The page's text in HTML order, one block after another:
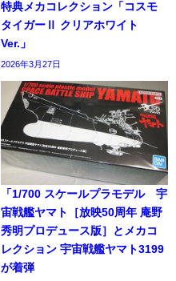
特典メカコレクション「コスモ
タイガーⅡ クリアホワイト
Ver.」
2026年3月27日
「1/700 スケールプラモデル 宇
宙戦艦ヤマト［放映50周年 庵野
秀明プロデュース版］とメカコ
レクション 宇宙戦艦ヤマト3199
が着弾